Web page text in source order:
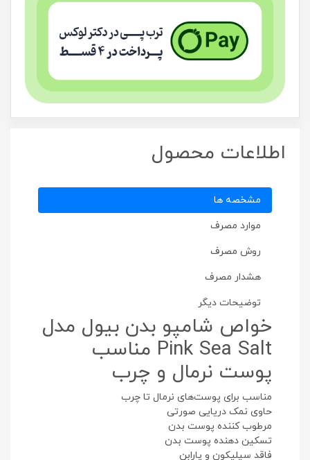
اطلاعات محصول
مشخصه ها
موارد مصرف
روش مصرف
هشدار مصرف
توضیحات دیگر
خواص شامپو بدن بیول مدل
Pink Sea Salt مناسب
پوست نرمال و چرب
مناسب برای پوست‌های نرمال تا چرب
حاوی نمک دریایی صورتی
مرطوب کننده پوست بدن
تسکین دهنده پوست بدن
فاقد سیلیکون و پارابن